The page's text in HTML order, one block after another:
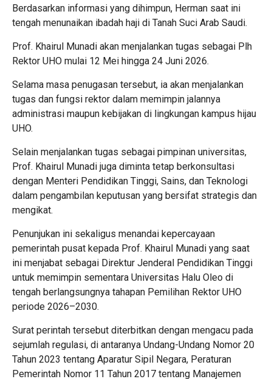
Berdasarkan informasi yang dihimpun, Herman saat ini
tengah menunaikan ibadah haji di Tanah Suci Arab Saudi.
Prof. Khairul Munadi akan menjalankan tugas sebagai Plh
Rektor UHO mulai 12 Mei hingga 24 Juni 2026.
Selama masa penugasan tersebut, ia akan menjalankan
tugas dan fungsi rektor dalam memimpin jalannya
administrasi maupun kebijakan di lingkungan kampus hijau
UHO.
Selain menjalankan tugas sebagai pimpinan universitas,
Prof. Khairul Munadi juga diminta tetap berkonsultasi
dengan Menteri Pendidikan Tinggi, Sains, dan Teknologi
dalam pengambilan keputusan yang bersifat strategis dan
mengikat.
Penunjukan ini sekaligus menandai kepercayaan
pemerintah pusat kepada Prof. Khairul Munadi yang saat
ini menjabat sebagai Direktur Jenderal Pendidikan Tinggi
untuk memimpin sementara Universitas Halu Oleo di
tengah berlangsungnya tahapan Pemilihan Rektor UHO
periode 2026–2030.
Surat perintah tersebut diterbitkan dengan mengacu pada
sejumlah regulasi, di antaranya Undang-Undang Nomor 20
Tahun 2023 tentang Aparatur Sipil Negara, Peraturan
Pemerintah Nomor 11 Tahun 2017 tentang Manajemen